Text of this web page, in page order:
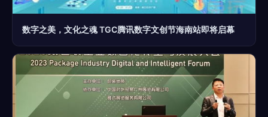
数字之美，文化之魂 TGC腾讯数字文创节海南站即将启幕